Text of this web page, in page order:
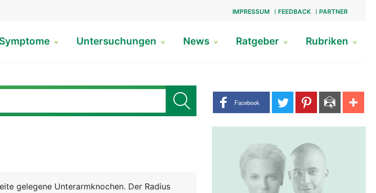
IMPRESSUM FEEDBACK PARTNER
Symptome Untersuchungen News Ratgeber Rubriken
Share buttons
Facebook
gelegene Unterarmknochen. Der Radius